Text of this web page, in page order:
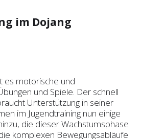
im Dojang
es motorische und
und Spiele. Der schnell
Unterstützung in seiner
im Jugendtraining nun einige
die dieser Wachstumsphase
komplexen Bewegungsabläufe